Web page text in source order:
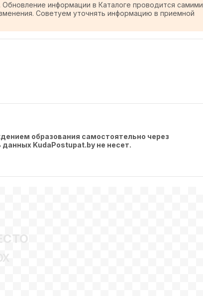
информации в Каталоге проводится самими
Советуем уточнять информацию в приемной
образования самостоятельно через
данных KudaPostupat.by не несет.